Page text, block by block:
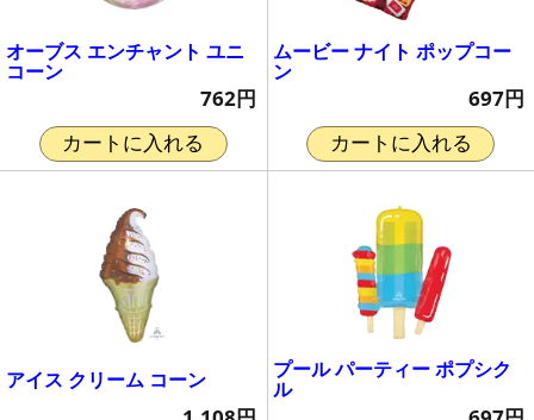
オーブス エンチャント ユニ
コーン
762円
カートに入れる
ムービー ナイト ポップコー
ン
697円
カートに入れる
アイス クリーム コーン プール パーティー ポプシク
ル